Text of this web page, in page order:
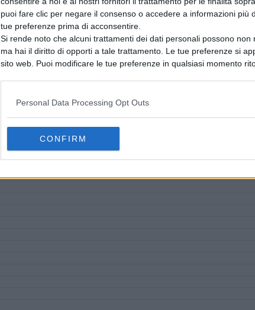
puoi fare clic per negare il consenso o accedere a informazioni più
tue preferenze prima di acconsentire.
Si rende noto che alcuni trattamenti dei dati personali possono non
ma hai il diritto di opporti a tale trattamento. Le tue preferenze si
sito web. Puoi modificare le tue preferenze in qualsiasi momento
Personal Data Processing Opt Outs
CONFIRM